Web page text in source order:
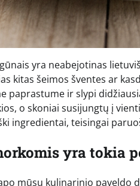
yra neabejotinas
kitas šeimos šventes ar
paprastume ir slypi
o skoniai susijungtų į
ingredientai, teisingai
yra tokia
mūsų kulinarinio paveldo